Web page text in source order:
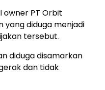
owner PT Orbit
yang diduga menjadi
tersebut.
diduga disamarkan
dan tidak